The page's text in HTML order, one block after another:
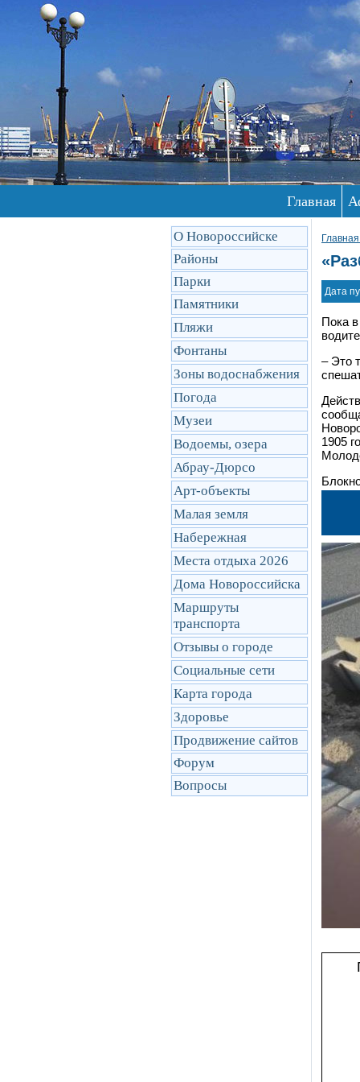
Главная
О Новороссийске
Районы
Парки
Памятники
Пляжи
Фонтаны
Зоны водоснабжения
Погода
Музеи
Водоемы, озера
Абрау-Дюрсо
Арт-объекты
Малая земля
Набережная
Места отдыха 2026
Дома Новороссийска
Маршруты
транcпорта
Отзывы о городе
Социальные сети
Карта города
Здоровье
Продвижение сайтов
Форум
Вопросы
Дата
Пока
–Это
1905